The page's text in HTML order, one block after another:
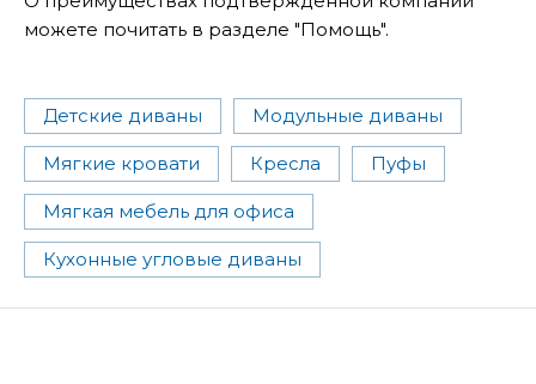
можете почитать в разделе "Помощь".
Детские диваны Модульные диваны
Мягкие кровати Кресла Пуфы
Мягкая мебель для офиса
Кухонные угловые диваны